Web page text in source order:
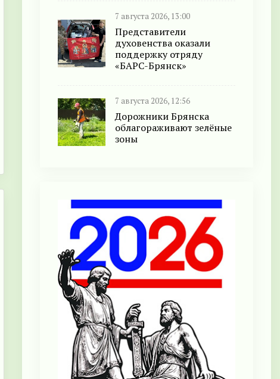
7 августа 2026, 13:00
Представители
духовенства оказали
поддержку отряду
«БАРС-Брянск»
7 августа 2026, 12:56
Дорожники Брянска
облагораживают зелёные
зоны